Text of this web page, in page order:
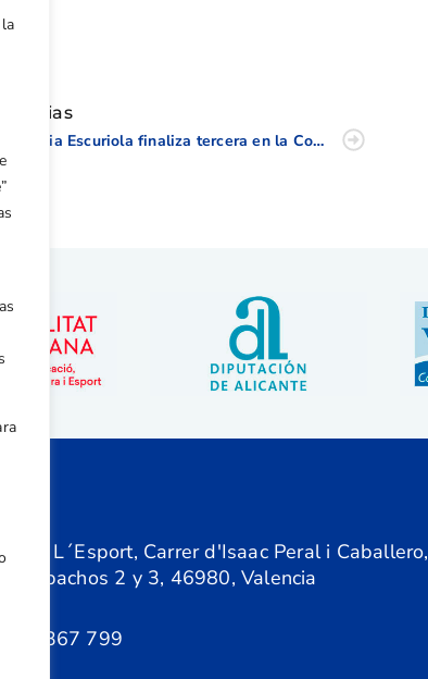
noticias
Natalia Escuriola finaliza tercera en la Copa Andalucía
de L´Esport, Carrer d'Isaac Peral i Caballero,
Despachos 2 y 3, 46980, Valencia
367 799